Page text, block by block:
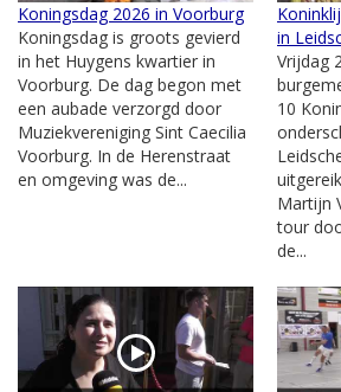
Koningsdag 2026 in Voorburg
Koningsdag is groots gevierd
in het Huygens kwartier in
Voorburg. De dag begon met
een aubade verzorgd door
Muziekvereniging Sint Caecilia
Voorburg. In de Herenstraat
en omgeving was de...
in
Vrijdag
10
Martijn
tour
de...